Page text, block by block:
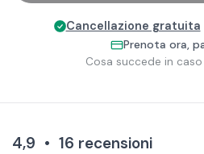
Cancellazione gratuita
Prenota ora,
Cosa succede in
4,9 • 16 recensioni